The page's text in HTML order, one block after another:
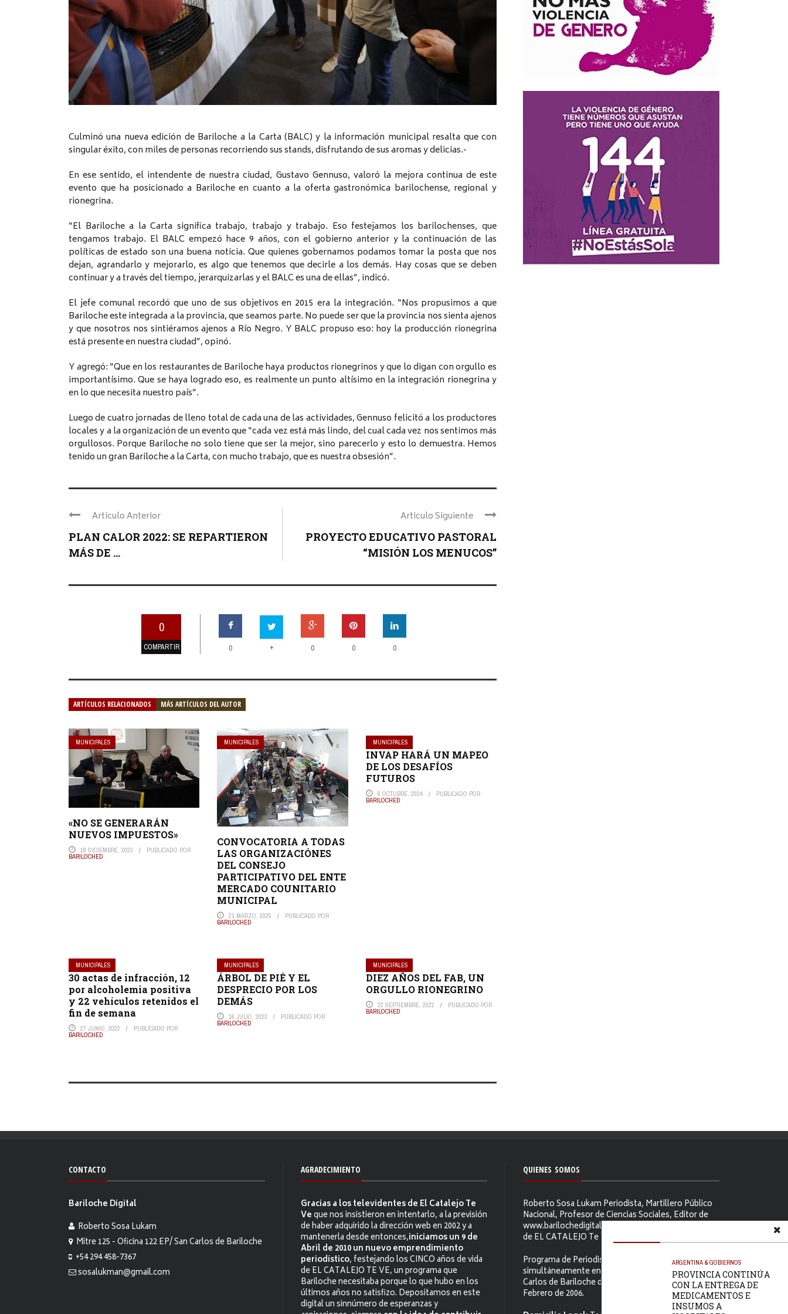
Culminó una nueva edición de Bariloche a la Carta (BALC) y la información municipal resalta que con
singular éxito, con miles de personas recorriendo sus stands, disfrutando de sus aromas y delicias.-
En ese sentido, el intendente de nuestra ciudad, Gustavo Gennuso, valoró la mejora continua de este
evento que ha posicionado a Bariloche en cuanto a la oferta gastronómica barilochense, regional y
rionegrina.
“El Bariloche a la Carta significa trabajo, trabajo y trabajo. Eso festejamos los barilochenses, que
tengamos trabajo. El BALC empezó hace 9 años, con el gobierno anterior y la continuación de las
políticas de estado son una buena noticia. Que quienes gobernamos podamos tomar la posta que nos
dejan, agrandarlo y mejorarlo, es algo que tenemos que decirle a los demás. Hay cosas que se deben
continuar y a través del tiempo, jerarquizarlas y el BALC es una de ellas”, indicó.
El jefe comunal recordó que uno de sus objetivos en 2015 era la integración. “Nos propusimos a que
Bariloche este integrada a la provincia, que seamos parte. No puede ser que la provincia nos sienta ajenos
y que nosotros nos sintiéramos ajenos a Río Negro. Y BALC propuso eso: hoy la producción rionegrina
está presente en nuestra ciudad”, opinó.
Y agregó: “Que en los restaurantes de Bariloche haya productos rionegrinos y que lo digan con orgullo es
importantísimo. Que se haya logrado eso, es realmente un punto altísimo en la integración rionegrina y
en lo que necesita nuestro país”.
Luego de cuatro jornadas de lleno total de cada una de las actividades, Gennuso felicitó a los productores
locales y a la organización de un evento que “cada vez está más lindo, del cual cada vez nos sentimos más
orgullosos. Porque Bariloche no solo tiene que ser la mejor, sino parecerlo y esto lo demuestra. Hemos
tenido un gran Bariloche a la Carta, con mucho trabajo, que es nuestra obsesión”.
Articulo Anterior
PLAN CALOR 2022: SE REPARTIERON
MÁS DE ...
Articulo Siguiente
PROYECTO EDUCATIVO PASTORAL
“MISIÓN LOS MENUCOS”
0
COMPARTIR 0 + 0 0 0
ARTÍCULOS RELACIONADOS MÁS ARTÍCULOS DEL AUTOR
MUNICIPALES
«NO SE GENERARÁN
NUEVOS IMPUESTOS»
18 DICIEMBRE, 2023 PUBLICADO POR
BARILOCHED
MUNICIPALES
CONVOCATORIA A TODAS
LAS ORGANIZACIÓNES
DEL CONSEJO
PARTICIPATIVO DEL ENTE
MERCADO COUNITARIO
MUNICIPAL
21 MARZO, 2025 PUBLICADO POR
BARILOCHED
MUNICIPALES
INVAP HARÁ UN MAPEO
DE LOS DESAFÍOS
FUTUROS
6 OCTUBRE, 2024 PUBLICADO POR
BARILOCHED
MUNICIPALES
30 actas de infracción, 12
por alcoholemia positiva
y 22 vehículos retenidos el
fin de semana
27 JUNIO, 2022 PUBLICADO POR
BARILOCHED
MUNICIPALES
ÁRBOL DE PIÉ Y EL
DESPRECIO POR LOS
DEMÁS
16 JULIO, 2023 PUBLICADO POR
BARILOCHED
MUNICIPALES
DIEZ AÑOS DEL FAB, UN
ORGULLO RIONEGRINO
22 SEPTIEMBRE, 2022 PUBLICADO POR
BARILOCHED
ARGENTINA & GOBIERNOS
PROVINCIA CONTINÚA
CON LA ENTREGA DE
MEDICAMENTOS E
INSUMOS A
CONTACTO
Bariloche Digital
Roberto Sosa Lukam
Mitre 125 - Oficina 122 EP/ San Carlos de Bariloche
+54 294 458-7367
sosalukman@gmail.com
AGRADECIMIENTO
Gracias a los televidentes de El Catalejo Te
Veque nos insistieron en intentarlo, a la previsión
de haber adquirido la dirección web en 2002 y a
mantenerla desde entonces,iniciamos un 9 de
Abril de 2010 un nuevo emprendimiento
periodístico, festejando los CINCO años de vida
de EL CATALEJO TE VE, un programa que
Bariloche necesitaba porque lo que hubo en los
últimos años no satisfizo. Depositamos en este
digital un sinnúmero de esperanzas y
QUIENES SOMOS
Roberto Sosa Lukam Periodista, Martillero Público
Nacional, Profesor de Ciencias Sociales, Editor de
www.barilochedigital.com y Conductor y Productor
de EL CATALEJO Te Ve.
Programa de Periodismo Político que se difunde
simultáneamente en ambos Video-cables de San
Carlos de Bariloche desde el primer jueves de
Febrero de 2006.